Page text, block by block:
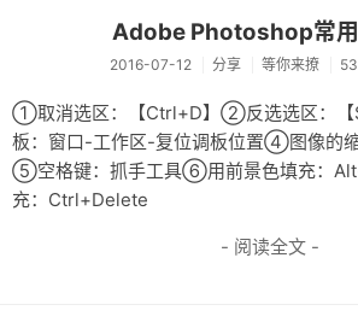
留言
关于
Adobe Photoshop常
2016-07-12 分享 等你来撩
①取消选区：【Ctrl+D】②反选选区：
板：窗口-工作区-复位调板位置④图像的
⑤空格键：抓手工具⑥用前景色填充：
充：Ctrl+Delete
- 阅读全文 -